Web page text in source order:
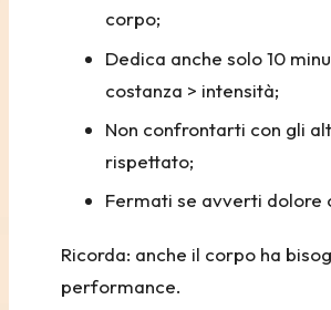
corpo;
Dedica anche solo 10
costanza > intensità;
Non confrontarti con gli
rispettato;
Fermati se avverti dolore
Ricorda: anche il corpo ha
performance.